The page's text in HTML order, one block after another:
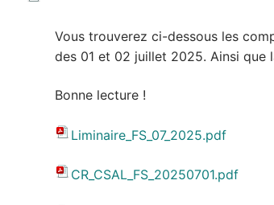
Vous trouverez ci-dessous les
des 01 et 02 juillet 2025. Ainsi que
Bonne lecture !
Liminaire_FS_07_2025.pdf
CR_CSAL_FS_20250701.pdf